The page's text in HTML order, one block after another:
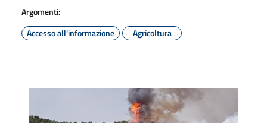
Argomenti:
Accesso all'informazione
Agricoltura